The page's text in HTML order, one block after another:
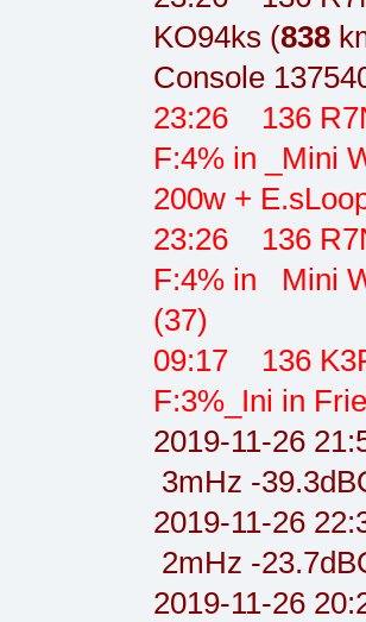
KO94ks (838
Console
23:26 136
F:4% in _Mini
200w +
23:26 136
F:4% in Mini
(37)
09:17 136
F:3%_Ini in
2019-11-26
3mHz -
2019-11-26
2mHz -
2019-11-26